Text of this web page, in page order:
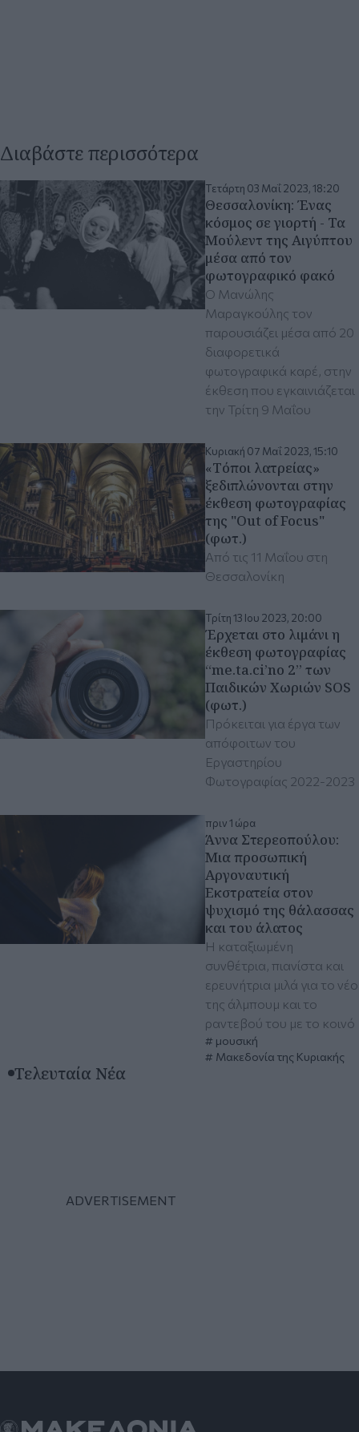
Διαβάστε περισσότερα
Τετάρτη 03 Μαΐ 2023, 18:20
Θεσσαλονίκη: Ένας
κόσμος σε γιορτή - Τα
Μούλεντ της Αιγύπτου
μέσα από τον
φωτογραφικό φακό
Ο Μανώλης
Μαραγκούλης τον
παρουσιάζει μέσα από 20
διαφορετικά
φωτογραφικά καρέ, στην
έκθεση που εγκαινιάζεται
την Τρίτη 9 Μαΐου
Κυριακή 07 Μαΐ 2023, 15:10
«Τόποι λατρείας»
ξεδιπλώνονται στην
έκθεση φωτογραφίας
της "Out of Focus"
(φωτ.)
Από τις 11 Μαΐου στη
Θεσσαλονίκη
Τρίτη 13 Ιου 2023, 20:00
Έρχεται στο λιμάνι η
έκθεση φωτογραφίας
“me.ta.ci’no 2’’ των
Παιδικών Χωριών SOS
(φωτ.)
Πρόκειται για έργα των
απόφοιτων του
Εργαστηρίου
Φωτογραφίας 2022-2023
πριν 1 ώρα
Άννα Στερεοπούλου:
Μια προσωπική
Αργοναυτική
Εκστρατεία στον
ψυχισμό της θάλασσας
και του άλατος
Η καταξιωμένη
συνθέτρια, πιανίστα και
ερευνήτρια μιλά για το νέο
της άλμπουμ και το
ραντεβού του με το κοινό
μουσική
Μακεδονία της Κυριακής
Τελευταία Νέα